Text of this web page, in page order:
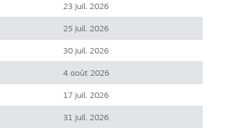
23 juil. 2026
25 juil. 2026
30 juil. 2026
4 août 2026
17 juil. 2026
31 juil. 2026